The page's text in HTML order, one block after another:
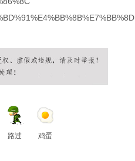
路过 鸡蛋